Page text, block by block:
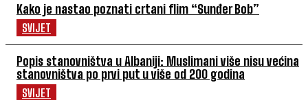
Kako je nastao poznati crtani flim “Sunđer Bob”
SVIJET
Popis stanovništva u Albaniji: Muslimani više nisu većina
stanovništva po prvi put u više od 200 godina
SVIJET